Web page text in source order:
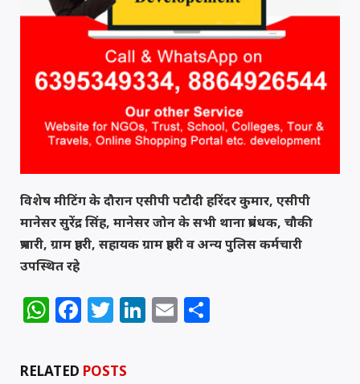
विशेष मीटिंग के दौरान एसीपी पटौदी हरिंदर कुमार, एसीपी
मानेसर सुरेंद्र सिंह, मानेसर जोन के सभी थाना प्रबंधक, चौकी
प्रभारी, ग्राम प्रहरी, सहायक ग्राम प्रहरी व अन्य पुलिस कर्मचारी
उपस्थित रहे
WhatsApp
Facebook
Twitter
LinkedIn
Email
RELATED POSTS